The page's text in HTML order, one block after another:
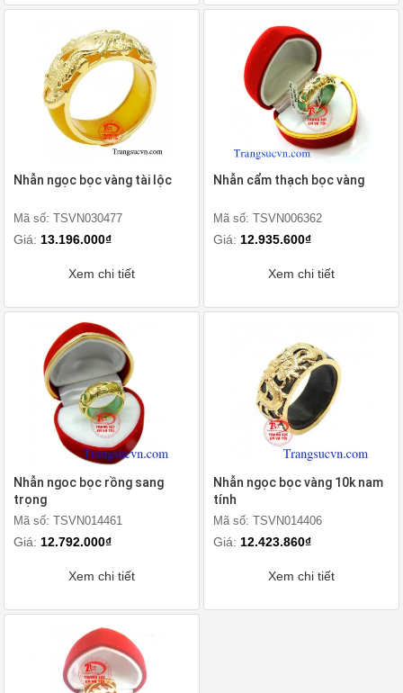
Nhẫn ngọc bọc vàng tài lộc
Mã số: TSVN030477
Giá: 13.196.000₫
Xem chi tiết
Nhẫn cẩm thạch bọc vàng
Mã số: TSVN006362
Giá: 12.935.600₫
Xem chi tiết
Nhẫn ngoc bọc rồng sang
trọng
Mã số: TSVN014461
Giá: 12.792.000₫
Xem chi tiết
Nhẫn ngọc bọc vàng 10k nam
tính
Mã số: TSVN014406
Giá: 12.423.860₫
Xem chi tiết